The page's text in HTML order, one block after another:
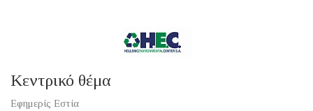
Κεντρικό θέμα
Εφημερίς Εστία